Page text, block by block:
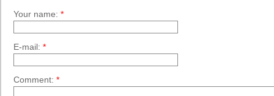
Your name: *
E-mail: *
Comment: *